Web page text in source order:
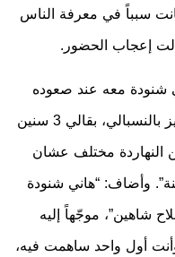
سبباً في معرفة الناس
إعجاب الحضور.
شنودة معه عند صعوده
على المسرح، وقال: “النهاردة يوم مميز بالنسبالي، بقالي 3 سنين
النهاردة مختلف عشان
فيه من وانا عندي 20 سنة”. وأضاف: “هاني شنودة
موجّهاً إليه
أول واحد ساهمت فيه،